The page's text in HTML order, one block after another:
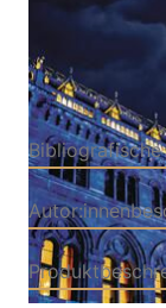
Softcover
Bibliografische